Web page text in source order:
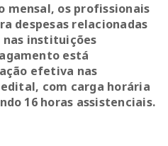
mensal, os profissionais
despesas relacionadas
nas instituições
está
efetiva nas
com carga horária
16 horas assistenciais.